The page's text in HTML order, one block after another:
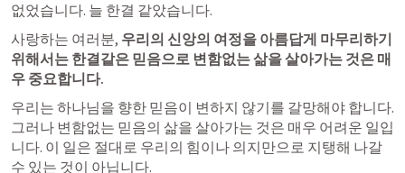
없었습니다. 늘 한결 같았습니다.
사랑하는 여러분, 우리의 신앙의 여정을 아름답게 마무리하기
위해서는 한결같은 믿음으로 변함없는 삶을 살아가는 것은 매
우 중요합니다.
우리는 하나님을 향한 믿음이 변하지 않기를 갈망해야 합니다.
그러나 변함없는 믿음의 삶을 살아가는 것은 매우 어려운 일입
니다. 이 일은 절대로 우리의 힘이나 의지만으로 지탱해 나갈
수 있는 것이 아닙니다.